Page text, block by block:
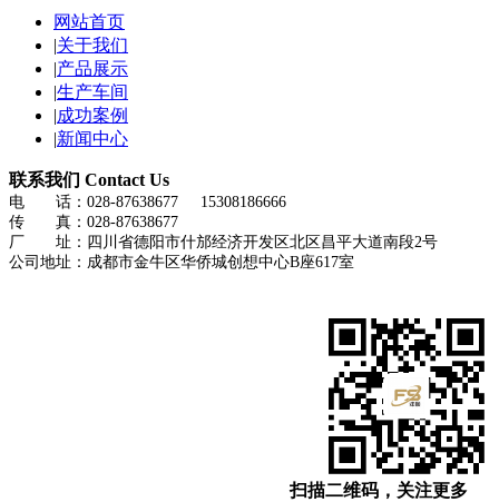
网站首页
|关于我们
|产品展示
|生产车间
|成功案例
|新闻中心
联系我们 Contact Us
电 话：028-87638677 15308186666
传 真：028-87638677
厂 址：四川省德阳市什邡经济开发区北区昌平大道南段2号
公司地址：成都市金牛区华侨城创想中心B座617室
扫描二维码，关注更多